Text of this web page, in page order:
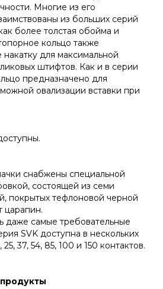
Многие из его
из больших серий
более толстая обойма и
кольцо также
для максимальной
штифтов. Как и в серии
предназначено для
овализации вставки при
снабжены специальной
состоящей из семи
покрытых тефлоновой черной
царапин.
даже самые требовательные
SVK доступна в нескольких
37, 54, 85, 100 и 150 контактов.